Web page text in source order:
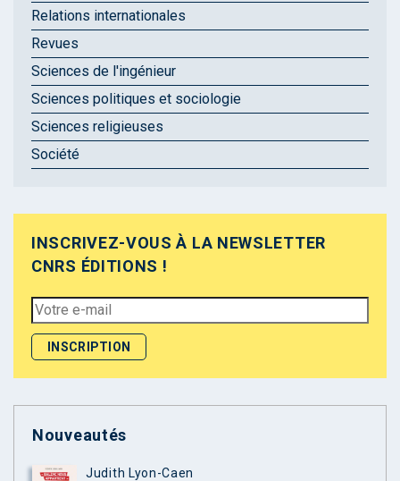
Relations internationales
Revues
Sciences de l'ingénieur
Sciences politiques et sociologie
Sciences religieuses
Société
INSCRIVEZ-VOUS À LA NEWSLETTER
CNRS ÉDITIONS !
Nouveautés
Judith Lyon-Caen